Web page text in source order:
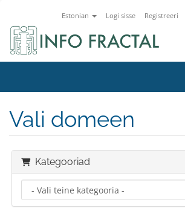
Estonian Logi sisse Registreeri
Vali domeen
Kategooriad